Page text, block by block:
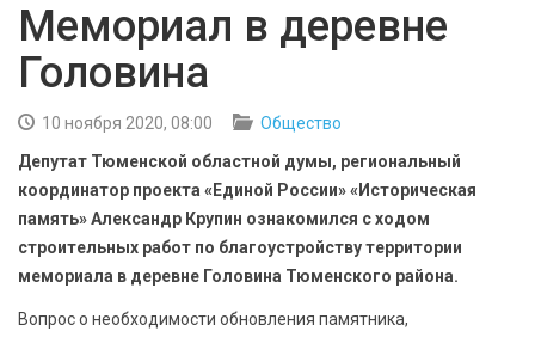
КУЛЬТУРА
СПОРТ
АРХИВ PDF
Мемориал в деревне
Головина
10 ноября 2020, 08:00
Общество
Депутат Тюменской областной думы, региональный
координатор проекта «Единой России» «Историческая
память» Александр Крупин ознакомился с ходом
строительных работ по благоустройству территории
мемориала в деревне Головина Тюменского района.
Вопрос о необходимости обновления памятника,